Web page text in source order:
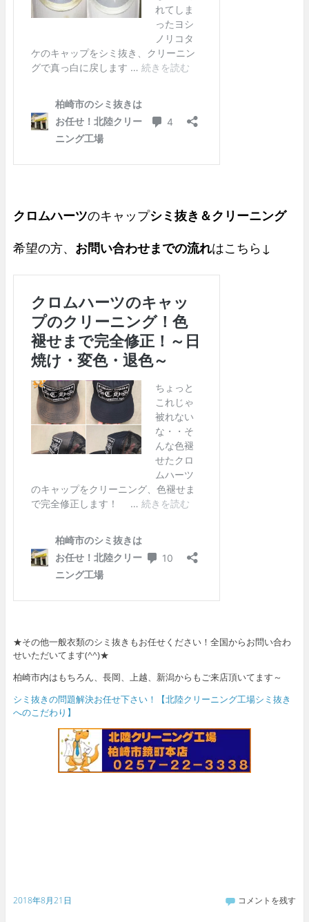
クロムハーツのキャップシミ抜き＆クリーニング
希望の方、 お問い合わせまでの流れはこちら↓
★その他一般衣類のシミ抜きもお任せください！全国からお問い合わ
せいただいてます(^^)★
柏崎市内はもちろん、長岡、上越、新潟からもご来店頂いてます～
シミ抜きの問題解決お任せ下さい！【北陸クリーニング工場シミ抜き
へのこだわり】
2018年8月21日 コメントを残す